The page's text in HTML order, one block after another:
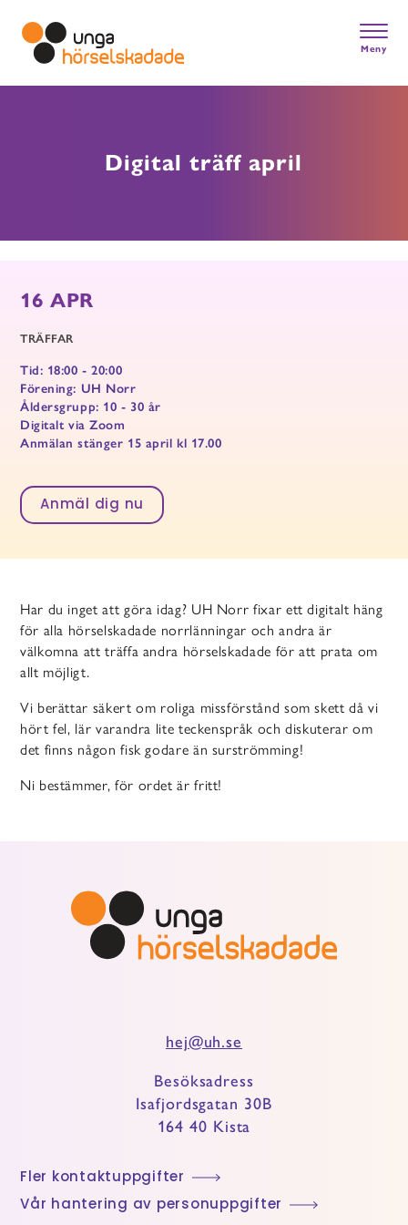
main
content
Meny
Digital träff april
16 APR
TRÄFFAR
Tid: 18:00 - 20:00
Förening: UH Norr
Åldersgrupp: 10 - 30 år
Digitalt via Zoom
Anmälan stänger 15 april kl 17.00
Anmäl dig nu
Har du inget att göra idag? UH Norr fixar ett digitalt häng
för alla hörselskadade norrlänningar och andra är
välkomna att träffa andra hörselskadade för att prata om
allt möjligt.
Vi berättar säkert om roliga missförstånd som skett då vi
hört fel, lär varandra lite teckenspråk och diskuterar om
det finns någon fisk godare än surströmming!
Ni bestämmer, för ordet är fritt!
hej@uh.se
Besöksadress
Isafjordsgatan 30B
164 40 Kista
Fler kontaktuppgifter
Vår hantering av personuppgifter